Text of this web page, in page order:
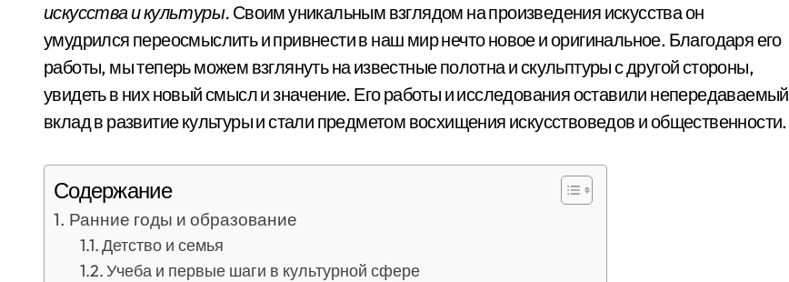
искусства и культуры. Своим уникальным взглядом на произведения искусства он
умудрился переосмыслить и привнести в наш мир нечто новое и оригинальное. Благодаря его
работы, мы теперь можем взглянуть на известные полотна и скульптуры с другой стороны,
увидеть в них новый смысл и значение. Его работы и исследования оставили непередаваемый
вклад в развитие культуры и стали предметом восхищения искусствоведов и общественности.
Содержание
Ранние годы и образование
Детство и семья
Учеба и первые шаги в культурной сфере